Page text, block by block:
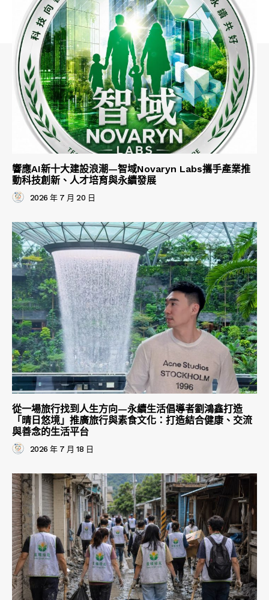
響應AI新十大建設浪潮—智域Novaryn Labs攜手產業推
動科技創新、人才培育與永續發展
2026 年 7 月 20 日
從一場旅行找到人生方向—永續生活倡導者劉鴻鑫打造
「晴日悠境」推廣旅行與素食文化：打造結合健康、交流
與善念的生活平台
2026 年 7 月 18 日